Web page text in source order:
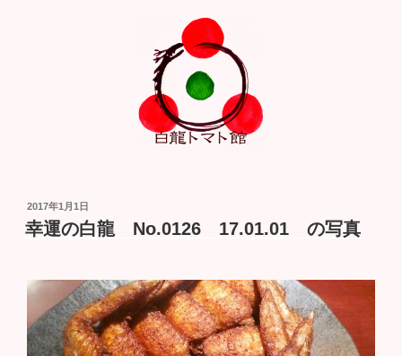
投
稿
日:
2017年1月1日
幸運の白龍 No.0126 17.01.01 の写真